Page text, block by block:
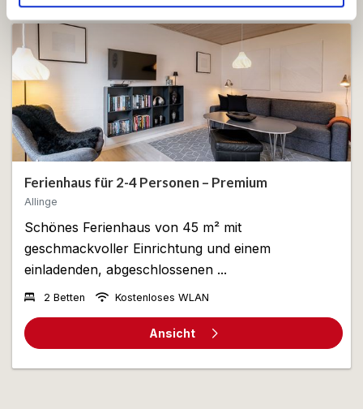
de har indsamlet fra din brug af deres tjenester.
Ferienhaus für 2-4 Personen – Premium
Allinge
Schönes Ferienhaus von 45 m² mit
geschmackvoller Einrichtung und einem
einladenden, abgeschlossenen ...
2 Betten Kostenloses WLAN
Ansicht